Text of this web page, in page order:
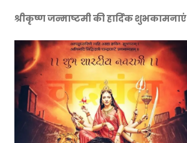
श्रीकृष्ण जन्माष्टमी की हार्दिक शुभकामनाएं